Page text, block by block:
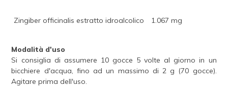
Zingiber officinalis estratto idroalcolico 1.067 mg
Modalità d'uso
Si consiglia di assumere 10 gocce 5 volte al giorno in un
bicchiere d'acqua, fino ad un massimo di 2 g (70 gocce).
Agitare prima dell'uso.